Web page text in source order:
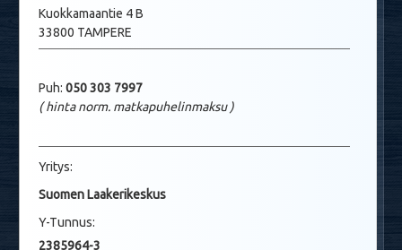
Kuokkamaantie 4 B
33800 TAMPERE
Puh: 050 303 7997
( hinta norm. matkapuhelinmaksu )
Yritys:
Suomen Laakerikeskus
Y-Tunnus:
2385964-3